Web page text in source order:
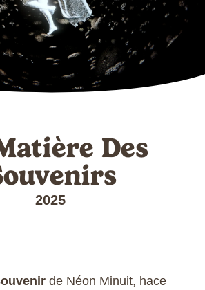
Des
2025
de Néon Minuit, hace